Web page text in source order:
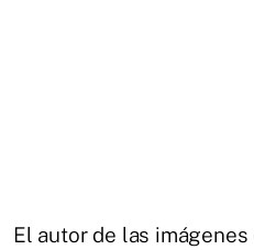
El autor de las